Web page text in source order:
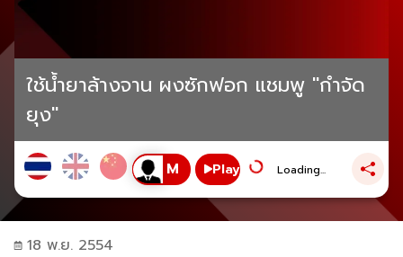
ใช้น้ำยาล้างจาน ผงซักฟอก แชมพู "กำจัด
ยุง"
Play Loading...
18 พ.ย. 2554